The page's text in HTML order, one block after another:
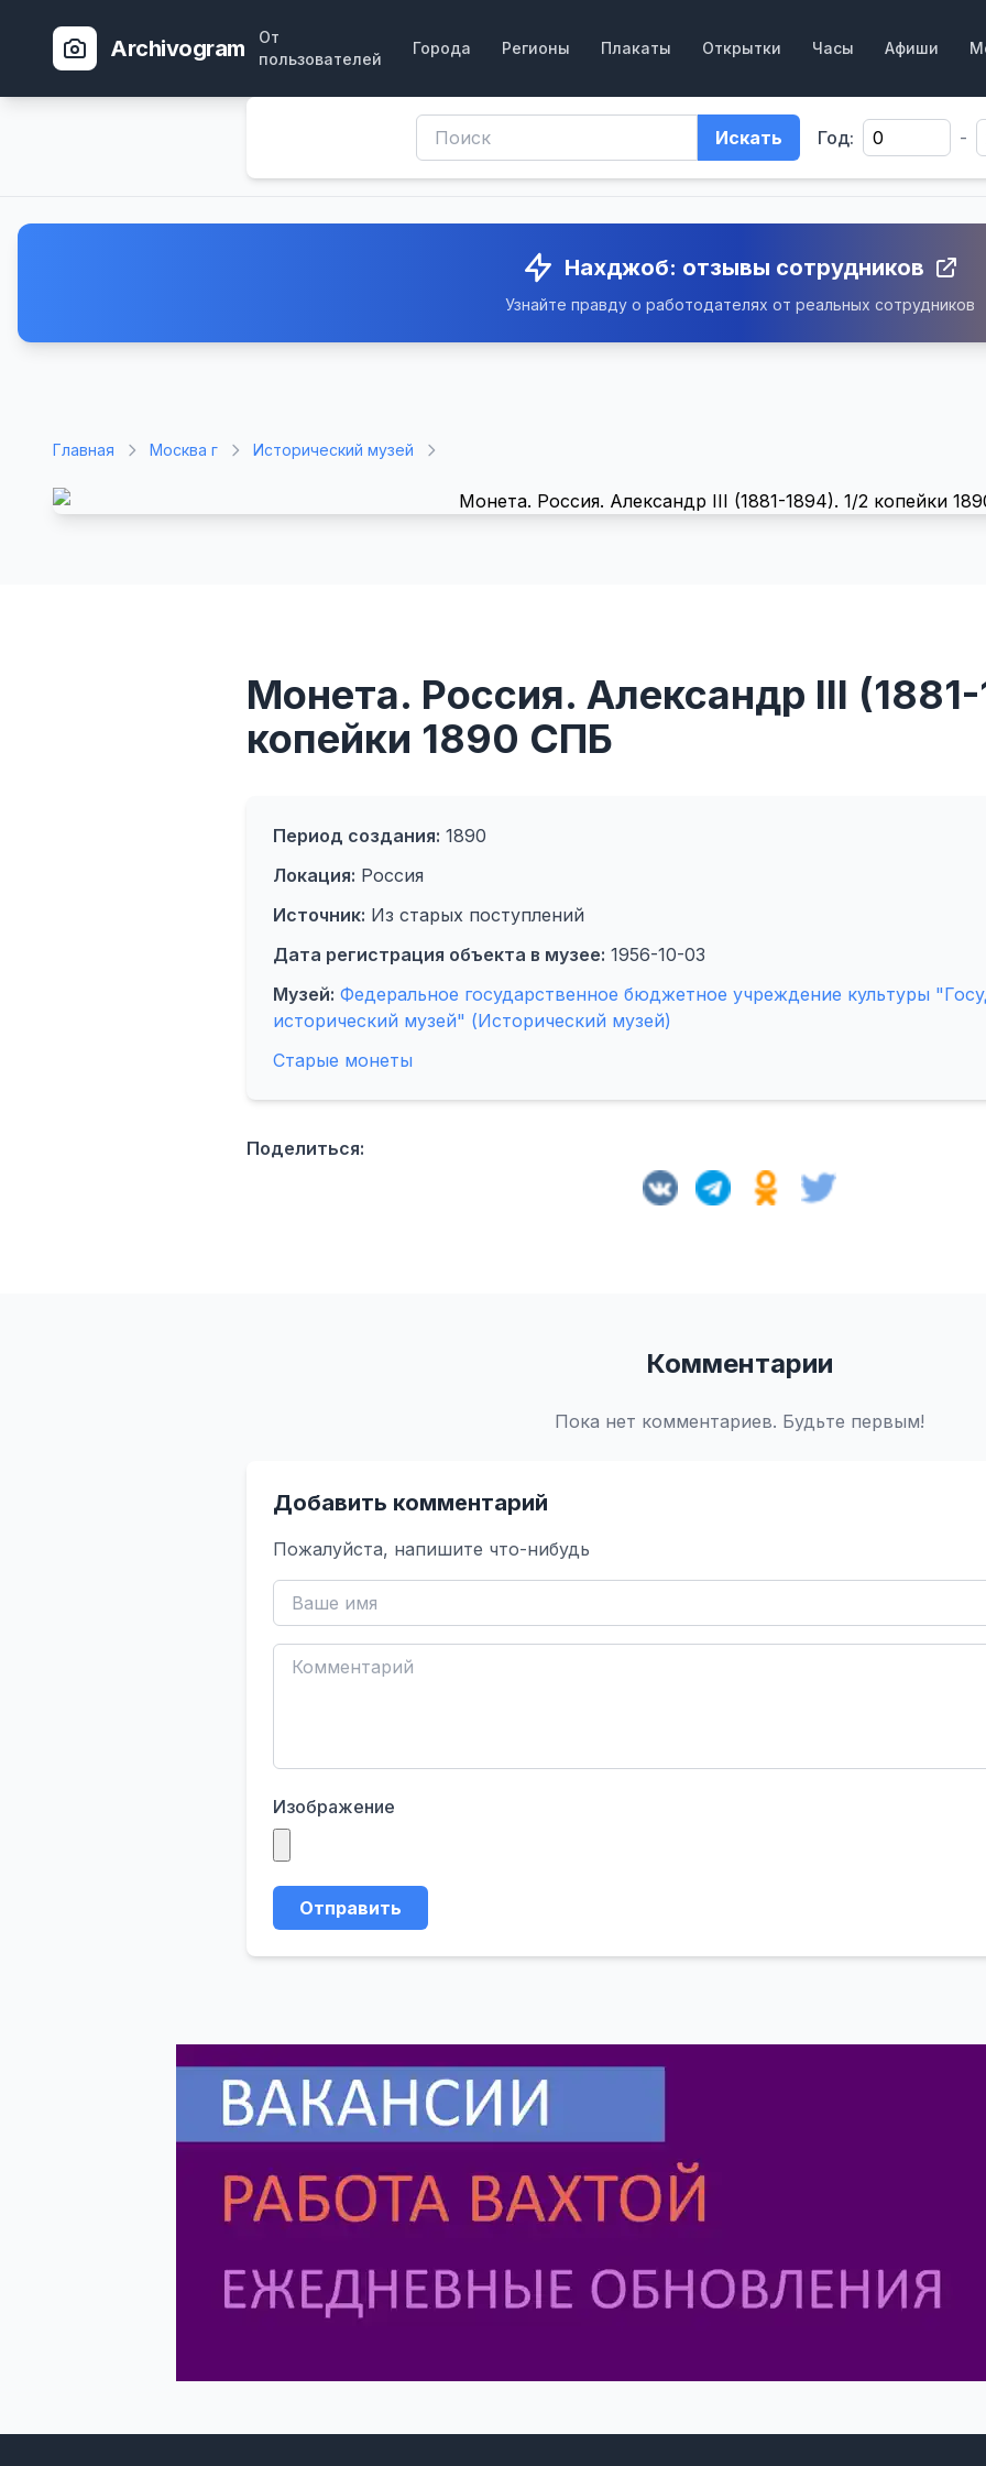
Archivogram
От
пользователей
Города Регионы Плакаты Открытки Часы Афиши
Искать Год: -
Нахджоб: отзывы сотрудников
Узнайте правду о работодателях от реальных сотрудников
Главная Москва г Исторический музей
Монета. Россия. Александр III
копейки 1890 СПБ
Период создания: 1890
Локация: Россия
Источник: Из старых поступлений
Дата регистрация объекта в музее: 1956-10-03
Музей: Федеральное государственное бюджетное учреждение культуры
исторический музей" (Исторический музей)
Старые монеты
Поделиться:
Комментарии
Пока нет комментариев. Будьте первым!
Добавить комментарий
Пожалуйста, напишите что-нибудь
Изображение
Отправить